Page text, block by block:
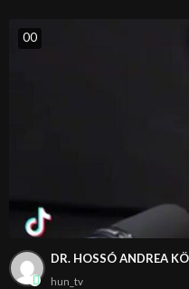
00
DR. HOSSÓ ANDREA
hun_tv